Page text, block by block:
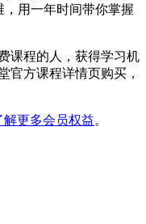
用一年时间带你掌握
课程的人，获得学习机
官方课程详情页购买，
解更多会员权益。